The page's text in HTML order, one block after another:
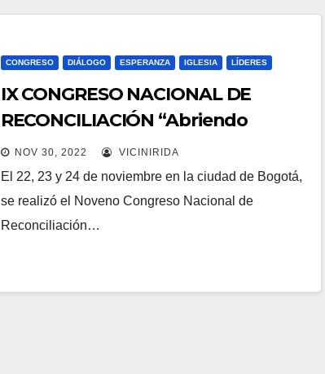
CONGRESO DIÁLOGO ESPERANZA IGLESIA LÍDERES
IX CONGRESO NACIONAL DE
RECONCILIACIÓN “Abriendo
Caminos de Diálogo y Esperanza”.
NOV 30, 2022 VICINIRIDA
El 22, 23 y 24 de noviembre en la ciudad de Bogotá,
se realizó el Noveno Congreso Nacional de
Reconciliación…